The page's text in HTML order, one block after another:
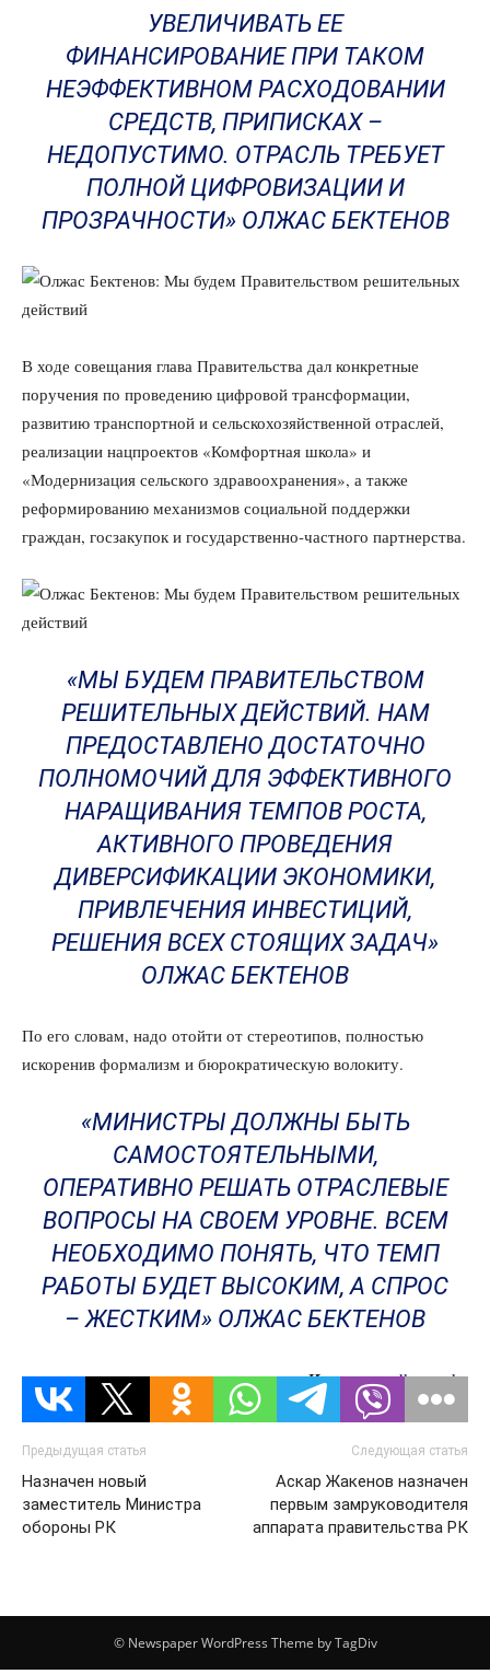
УВЕЛИЧИВАТЬ ЕЕ
ФИНАНСИРОВАНИЕ ПРИ ТАКОМ
НЕЭФФЕКТИВНОМ РАСХОДОВАНИИ
СРЕДСТВ, ПРИПИСКАХ –
НЕДОПУСТИМО. ОТРАСЛЬ ТРЕБУЕТ
ПОЛНОЙ ЦИФРОВИЗАЦИИ И
ПРОЗРАЧНОСТИ» ОЛЖАС БЕКТЕНОВ
В ходе совещания глава Правительства дал конкретные
поручения по проведению цифровой трансформации,
развитию транспортной и сельскохозяйственной отраслей,
реализации нацпроектов «Комфортная школа» и
«Модернизация сельского здравоохранения», а также
реформированию механизмов социальной поддержки
граждан, госзакупок и государственно-частного партнерства.
«МЫ БУДЕМ ПРАВИТЕЛЬСТВОМ
РЕШИТЕЛЬНЫХ ДЕЙСТВИЙ. НАМ
ПРЕДОСТАВЛЕНО ДОСТАТОЧНО
ПОЛНОМОЧИЙ ДЛЯ ЭФФЕКТИВНОГО
НАРАЩИВАНИЯ ТЕМПОВ РОСТА,
АКТИВНОГО ПРОВЕДЕНИЯ
ДИВЕРСИФИКАЦИИ ЭКОНОМИКИ,
ПРИВЛЕЧЕНИЯ ИНВЕСТИЦИЙ,
РЕШЕНИЯ ВСЕХ СТОЯЩИХ ЗАДАЧ»
ОЛЖАС БЕКТЕНОВ
По его словам, надо отойти от стереотипов, полностью
искоренив формализм и бюрократическую волокиту.
«МИНИСТРЫ ДОЛЖНЫ БЫТЬ
САМОСТОЯТЕЛЬНЫМИ,
ОПЕРАТИВНО РЕШАТЬ ОТРАСЛЕВЫЕ
ВОПРОСЫ НА СВОЕМ УРОВНЕ. ВСЕМ
НЕОБХОДИМО ПОНЯТЬ, ЧТО ТЕМП
РАБОТЫ БУДЕТ ВЫСОКИМ, А СПРОС
– ЖЕСТКИМ» ОЛЖАС БЕКТЕНОВ
Источник: dknews.kz
Предыдущая статья
Назначен новый
заместитель Министра
обороны РК
Следующая статья
Аскар Жакенов назначен
первым замруководителя
аппарата правительства РК
© Newspaper WordPress Theme by TagDiv